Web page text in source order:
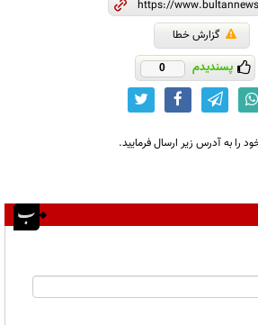
گزارش خطا
پسندیدم 0
را به آدرس زیر ارسال فرمایید.